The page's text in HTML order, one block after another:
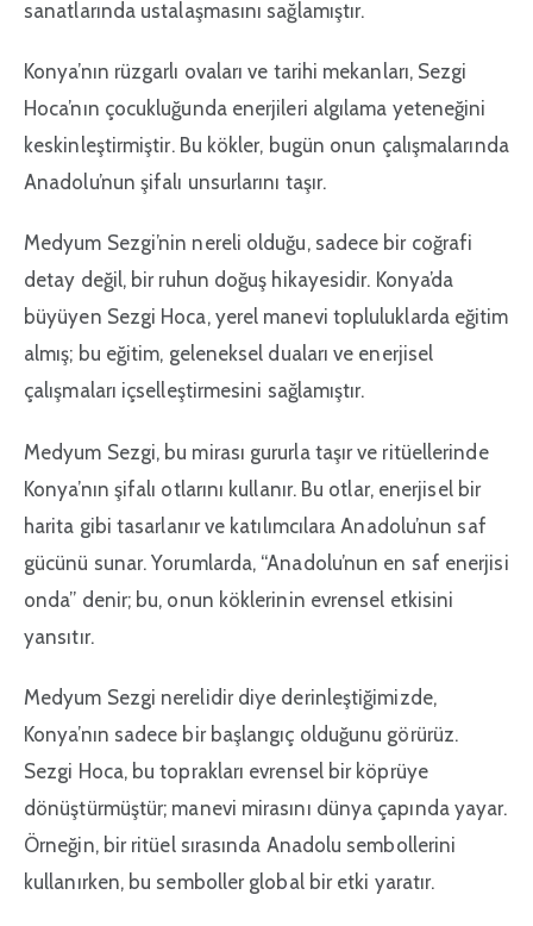
sanatlarında ustalaşmasını sağlamıştır.
Konya’nın rüzgarlı ovaları ve tarihi mekanları, Sezgi
Hoca’nın çocukluğunda enerjileri algılama yeteneğini
keskinleştirmiştir. Bu kökler, bugün onun çalışmalarında
Anadolu’nun şifalı unsurlarını taşır.
Medyum Sezgi’nin nereli olduğu, sadece bir coğrafi
detay değil, bir ruhun doğuş hikayesidir. Konya’da
büyüyen Sezgi Hoca, yerel manevi topluluklarda eğitim
almış; bu eğitim, geleneksel duaları ve enerjisel
çalışmaları içselleştirmesini sağlamıştır.
Medyum Sezgi, bu mirası gururla taşır ve ritüellerinde
Konya’nın şifalı otlarını kullanır. Bu otlar, enerjisel bir
harita gibi tasarlanır ve katılımcılara Anadolu’nun saf
gücünü sunar. Yorumlarda, “Anadolu’nun en saf enerjisi
onda” denir; bu, onun köklerinin evrensel etkisini
yansıtır.
Medyum Sezgi nerelidir diye derinleştiğimizde,
Konya’nın sadece bir başlangıç olduğunu görürüz.
Sezgi Hoca, bu toprakları evrensel bir köprüye
dönüştürmüştür; manevi mirasını dünya çapında yayar.
Örneğin, bir ritüel sırasında Anadolu sembollerini
kullanırken, bu semboller global bir etki yaratır.